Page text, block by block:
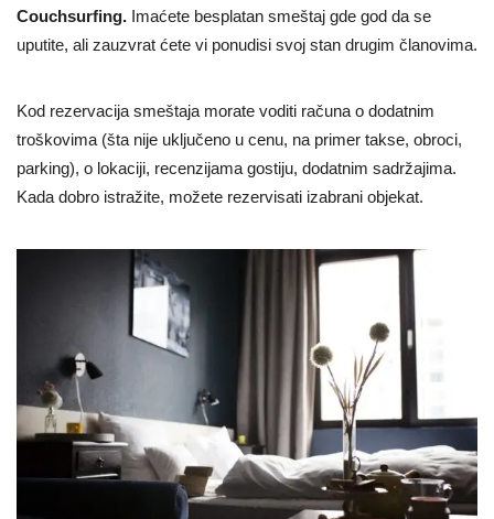
Couchsurfing. Imaćete besplatan smeštaj gde god da se
uputite, ali zauzvrat ćete vi ponudisi svoj stan drugim članovima.
Kod rezervacija smeštaja morate voditi računa o dodatnim
troškovima (šta nije uključeno u cenu, na primer takse, obroci,
parking), o lokaciji, recenzijama gostiju, dodatnim sadržajima.
Kada dobro istražite, možete rezervisati izabrani objekat.